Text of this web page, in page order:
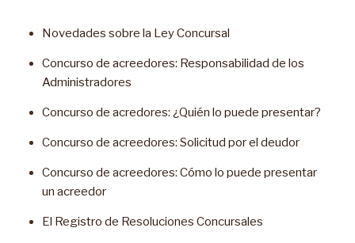
Novedades sobre la Ley Concursal
Concurso de acreedores: Responsabilidad de los
Administradores
Concurso de acredores: ¿Quién lo puede presentar?
Concurso de acreedores: Solicitud por el deudor
Concurso de acreedores: Cómo lo puede presentar
un acreedor
El Registro de Resoluciones Concursales